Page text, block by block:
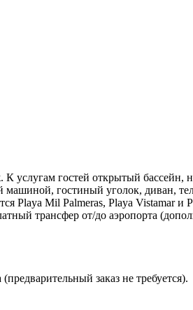
услугам гостей открытый
машиной, гостиный уголок, диван,
Playa Mil Palmeras, Playa Vistamar
трансфер от/до аэропорта
заказ не требуется).